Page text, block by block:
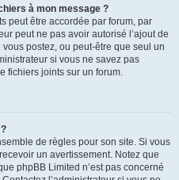
à mon message ?
peut être accordée par forum, par
peut ne pas avoir autorisé l’ajout de
postez, ou peut-être que seul un
si vous ne savez pas
fichiers joints sur un forum.
de règles pour son site. Si vous
un avertissement. Notez que
phpBB Limited n’est pas concerné